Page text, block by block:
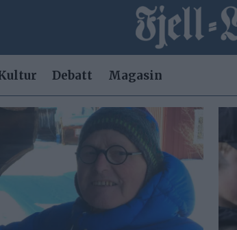
Debatt Magasin